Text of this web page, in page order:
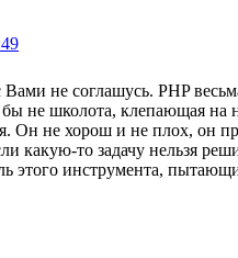
не соглашусь. PHP
не школота, клепающая на
Он не хорош и не плох, он
какую-то задачу нельзя
этого инструмента,